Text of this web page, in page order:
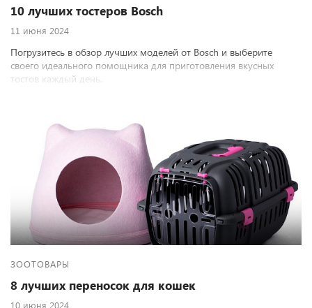
10 лучших тостеров Bosch
11 июня 2024
Погрузитесь в обзор лучших моделей от Bosch и выберите
своего идеального помощника для приготовления вкусных
тостов каждый день.
ЗООТОВАРЫ
8 лучших переносок для кошек
10 июня 2024